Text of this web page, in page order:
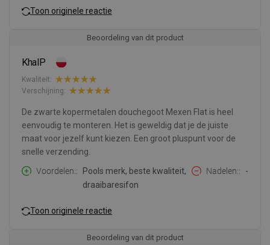
Toon originele reactie
Beoordeling van dit product
KhalP
Kwaliteit:
Verschijning:
De zwarte kopermetalen douchegoot Mexen Flat is heel
eenvoudig te monteren. Het is geweldig dat je de juiste
maat voor jezelf kunt kiezen. Een groot pluspunt voor de
snelle verzending.
Voordelen:
Pools merk, beste kwaliteit,
draaibaresifon
Nadelen: -
Toon originele reactie
Beoordeling van dit product